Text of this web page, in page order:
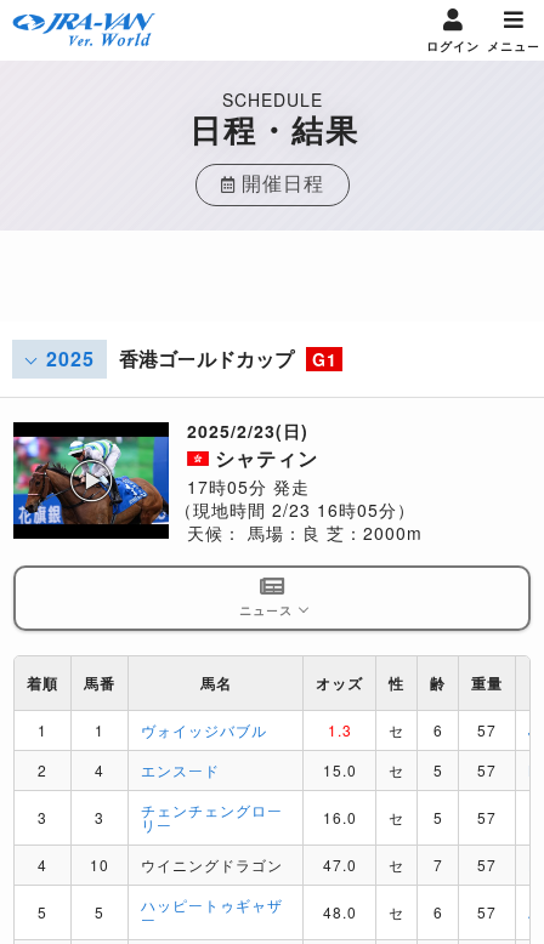
ログイン メニュー
SCHEDULE
日程・結果
開催日程
2025 香港ゴールドカップ G1
2025/2/23(日)
シャティン
17時05分 発走
（現地時間 2/23 16時05分）
天候： 馬場：良 芝：2000m
ニュース
着順 馬番 馬名 オッズ 性 齢 重量
1 1 ヴォイッジバブル 1.3 セ 6 57
J
2
4 エンスード 15.0 セ 5 57
3 3 チェンチェングロー
リー 16.0 セ 5 57
4 10 ウイニングドラゴン 47.0 セ 7 57
5 5 ハッピートゥギャザ
ー 48.0 セ 6 57 A